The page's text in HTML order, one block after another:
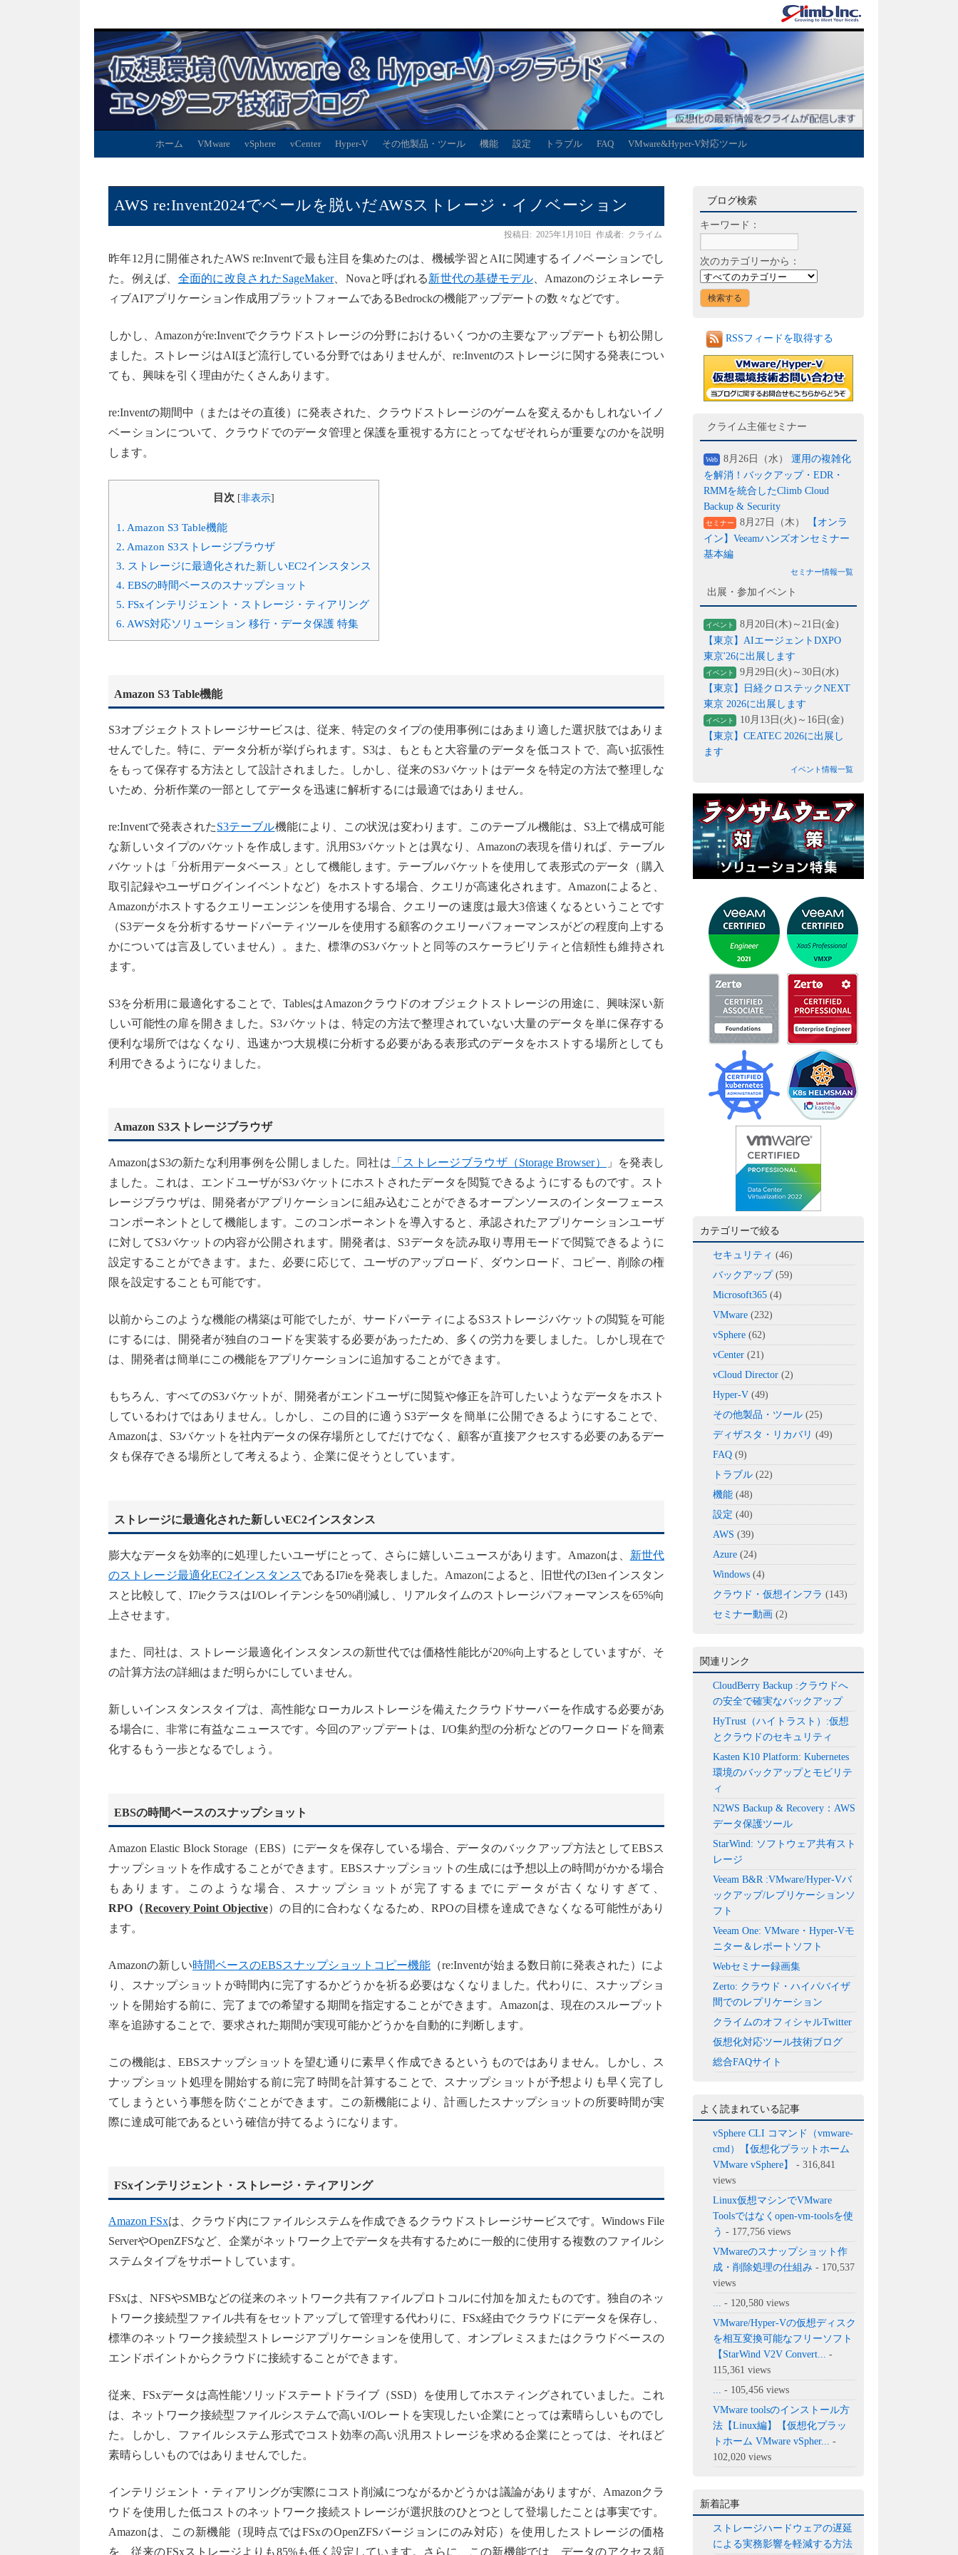
ホーム VMware vSphere vCenter Hyper-V その他製品・ツール 機能 設定 トラブル FAQ VMware&Hyper-V対応ツール
AWS re:Invent2024でベールを脱いだAWSストレージ・イノベーション
投稿日: 2025年1月10日 作成者: クライム
昨年12月に開催されたAWS re:Inventで最も注目を集めたのは、機械学習とAIに関連するイノベーションでし
た。例えば、 全面的に改良されたSageMaker、Novaと呼ばれる新世代の基礎モデル、Amazonのジェネレーテ
ィブAIアプリケーション作成用プラットフォームであるBedrockの機能アップデートの数々などです。
しかし、Amazonがre:Inventでクラウドストレージの分野におけるいくつかの主要なアップデートも初公開し
ました。ストレージはAIほど流行している分野ではありませんが、re:Inventのストレージに関する発表につい
ても、興味を引く理由がたくさんあります。
re:Inventの期間中（またはその直後）に発表された、クラウドストレージのゲームを変えるかもしれないイノ
ベーションについて、クラウドでのデータ管理と保護を重視する方にとってなぜそれらが重要なのかを説明
します。
目次 [非表示]
1. Amazon S3 Table機能
2. Amazon S3ストレージブラウザ
3. ストレージに最適化された新しいEC2インスタンス
4. EBSの時間ベースのスナップショット
5. FSxインテリジェント・ストレージ・ティアリング
6. AWS対応ソリューション 移行・データ保護 特集
Amazon S3 Table機能
S3オブジェクトストレージサービスは、従来、特定のタイプの使用事例にはあまり適した選択肢ではありま
せんでした。特に、データ分析が挙げられます。S3は、もともと大容量のデータを低コストで、高い拡張性
をもって保存する方法として設計されました。しかし、従来のS3バケットはデータを特定の方法で整理しな
いため、分析作業の一部としてデータを迅速に解析するには最適ではありません。
re:Inventで発表されたS3テーブル機能により、この状況は変わります。このテーブル機能は、S3上で構成可能
な新しいタイプのバケットを作成します。汎用S3バケットとは異なり、Amazonの表現を借りれば、テーブル
バケットは「分析用データベース」として機能します。テーブルバケットを使用して表形式のデータ（購入
取引記録やユーザログインイベントなど）をホストする場合、クエリが高速化されます。Amazonによると、
Amazonがホストするクエリーエンジンを使用する場合、クエリーの速度は最大3倍速くなるということです
（S3データを分析するサードパーティツールを使用する顧客のクエリーパフォーマンスがどの程度向上する
かについては言及していません）。また、標準のS3バケットと同等のスケーラビリティと信頼性も維持され
ます。
S3を分析用に最適化することで、TablesはAmazonクラウドのオブジェクトストレージの用途に、興味深い新
しい可能性の扉を開きました。S3バケットは、特定の方法で整理されていない大量のデータを単に保存する
便利な場所ではなくなり、迅速かつ大規模に分析する必要がある表形式のデータをホストする場所としても
利用できるようになりました。
Amazon S3ストレージブラウザ
AmazonはS3の新たな利用事例を公開しました。同社は 「ストレージブラウザ（Storage Browser）
」を発表し
ました。これは、エンドユーザがS3バケットにホストされたデータを閲覧できるようにするものです。スト
レージブラウザは、開発者がアプリケーションに組み込むことができるオープンソースのインターフェース
コンポーネントとして機能します。このコンポーネントを導入すると、承認されたアプリケーションユーザ
に対してS3バケットの内容が公開されます。開発者は、S3データを読み取り専用モードで閲覧できるように
設定することができます。また、必要に応じて、ユーザのアップロード、ダウンロード、コピー、削除の権
限を設定することも可能です。
以前からこのような機能の構築は可能でしたが、サードパーティによるS3ストレージバケットの閲覧を可能
にするには、開発者が独自のコードを実装する必要があったため、多くの労力を要しました。しかし現在で
は、開発者は簡単にこの機能をアプリケーションに追加することができます。
もちろん、すべてのS3バケットが、開発者がエンドユーザに閲覧や修正を許可したいようなデータをホスト
しているわけではありません。しかし、この目的に適うS3データを簡単に公開できるようにすることで、
Amazonは、S3バケットを社内データの保存場所としてだけでなく、顧客が直接アクセスする必要のあるデー
タも保存できる場所として考えるよう、企業に促そうとしています。
ストレージに最適化された新しいEC2インスタンス
膨大なデータを効率的に処理したいユーザにとって、さらに嬉しいニュースがあります。Amazonは、 新世代
のストレージ最適化EC2インスタンスであるI7ieを発表しました。Amazonによると、旧世代のI3enインスタン
スと比較して、I7ieクラスはI/Oレイテンシを50%削減し、リアルタイムのストレージパフォーマンスを65%向
上させます。
また、同社は、ストレージ最適化インスタンスの新世代では価格性能比が20%向上するとしていますが、そ
の計算方法の詳細はまだ明らかにしていません。
新しいインスタンスタイプは、高性能なローカルストレージを備えたクラウドサーバーを作成する必要があ
る場合に、非常に有益なニュースです。今回のアップデートは、I/O集約型の分析などのワークロードを簡素
化するもう一歩となるでしょう。
EBSの時間ベースのスナップショット
Amazon Elastic Block Storage（EBS）にデータを保存している場合、データのバックアップ方法としてEBSス
ナップショットを作成することができます。EBSスナップショットの生成には予想以上の時間がかかる場合
もあります。このような場合、スナップショットが完了するまでにデータが古くなりすぎて、
RPO（Recovery Point Objective）の目的に合わなくなるため、RPOの目標を達成できなくなる可能性があり
ます。
Amazonの新しい時間ベースのEBSスナップショットコピー機能 （re:Inventが始まる数日前に発表された）によ
り、スナップショットが時間内に完了するかどうかを祈る必要はなくなりました。代わりに、スナップショ
ットを開始する前に、完了までの希望する期間を指定することができます。Amazonは、現在のスループット
率を追跡することで、要求された期間が実現可能かどうかを自動的に判断します。
この機能は、EBSスナップショットを望む通りに素早く作成できるというものではありません。しかし、ス
ナップショット処理を開始する前に完了時間を計算することで、スナップショットが予想よりも早く完了し
てしまうという事態を防ぐことができます。この新機能により、計画したスナップショットの所要時間が実
際に達成可能であるという確信が持てるようになります。
FSxインテリジェント・ストレージ・ティアリング
Amazon FSxは、クラウド内にファイルシステムを作成できるクラウドストレージサービスです。Windows File
ServerやOpenZFSなど、企業がネットワーク上でデータを共有するために一般的に使用する複数のファイルシ
ステムタイプをサポートしています。
FSxは、NFSやSMBなどの従来のネットワーク共有ファイルプロトコルに付加を加えたものです。独自のネッ
トワーク接続型ファイル共有をセットアップして管理する代わりに、FSx経由でクラウドにデータを保存し、
標準のネットワーク接続型ストレージアプリケーションを使用して、オンプレミスまたはクラウドベースの
エンドポイントからクラウドに接続することができます。
従来、FSxデータは高性能ソリッドステートドライブ（SSD）を使用してホスティングされていました。これ
は、ネットワーク接続型ファイルシステムで高いI/Oレートを実現したい企業にとっては素晴らしいものでし
た。しかし、ファイルシステム形式でコスト効率の高い汎用ストレージを求める企業にとっては、それほど
素晴らしいものではありませんでした。
インテリジェント・ティアリングが実際にコスト削減につながるかどうかは議論がありますが、Amazonクラ
ウドを使用した低コストのネットワーク接続ストレージが選択肢のひとつとして登場したことは事実です。
Amazonは、この新機能（現時点ではFSxのOpenZFSバージョンにのみ対応）を使用したストレージの価格
を、従来のFSxストレージよりも85%も低く設定しています。さらに、この新機能では、データのアクセス頻
ブログ検索
キーワード：
次のカテゴリーから：
RSSフィードを取得する
クライム主催セミナー
Web 8月26日（水） 運用の複雑化
を解消！バックアップ・EDR・
RMMを統合したClimb Cloud
Backup & Security
セミナー 8月27日（木）
【オンラ
イン】Veeamハンズオンセミナー
基本編
セミナー情報一覧
出展・参加イベント
イベント
8月20日(木)～21日(金)
【東京】AIエージェントDXPO
東京'26に出展します
イベント
9月29日(火)～30日(水)
【東京】日経クロステックNEXT
東京 2026に出展します
イベント
10月13日(火)～16日(金)
【東京】CEATEC 2026に出展し
ます
イベント情報一覧
カテゴリーで絞る
セキュリティ (46)
バックアップ(59)
Microsoft365 (4)
VMware (232)
vSphere (62)
vCenter (21)
vCloud Director (2)
Hyper-V (49)
その他製品・ツール (25)
ディザスタ・リカバリ (49)
FAQ (9)
トラブル (22)
機能 (48)
設定 (40)
AWS (39)
Azure (24)
Windows (4)
クラウド・仮想インフラ (143)
セミナー動画 (2)
関連リンク
CloudBerry Backup :クラウドへ
の安全で確実なバックアップ
HyTrust（ハイトラスト）:仮想
とクラウドのセキュリティ
Kasten K10 Platform: Kubernetes
環境のバックアップとモビリテ
ィ
N2WS Backup & Recovery：AWS
データ保護ツール
StarWind: ソフトウェア共有スト
レージ
Veeam B&R :VMware/Hyper-Vバ
ックアップ/レプリケーションソ
フト
Veeam One: VMware・Hyper-Vモ
ニター＆レポートソフト
Webセミナー録画集
Zerto: クラウド・ハイパバイザ
間でのレプリケーション
クライムのオフィシャルTwitter
仮想化対応ツール技術ブログ
総合FAQサイト
よく読まれている記事
vSphere CLI コマンド（vmware-
cmd）【仮想化プラットホーム
VMware vSphere】
- 316,841
views
Linux仮想マシンでVMware
Toolsではなくopen-vm-toolsを使
う - 177,756 views
VMwareのスナップショット作
成・削除処理の仕組み - 170,537
views
- 120,580 views
VMware/Hyper-Vの仮想ディスク
を相互変換可能なフリーソフト
【StarWind V2V Convert...
-
115,361 views
- 105,456 views
VMware toolsのインストール方
法【Linux編】【仮想化プラッ
トホーム VMware vSpher...
-
102,020 views
新着記事
ストレージハードウェアの遅延
による実務影響を軽減する方法